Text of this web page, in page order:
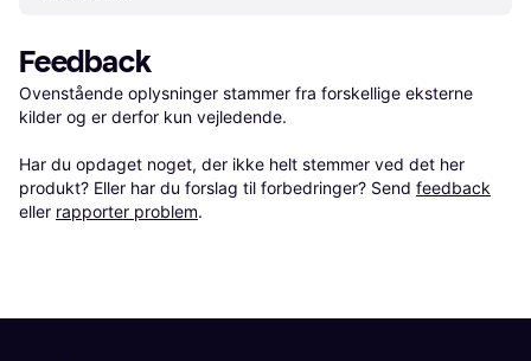
Feedback
Ovenstående oplysninger stammer fra forskellige eksterne
kilder og er derfor kun vejledende.
Har du opdaget noget, der ikke helt stemmer ved det her
produkt? Eller har du forslag til forbedringer? Send feedback
eller rapporter problem.